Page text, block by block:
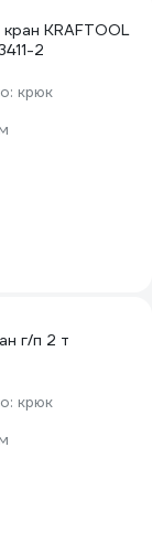
KRAFTOOL
2
крюк
г/п 2 т
крюк